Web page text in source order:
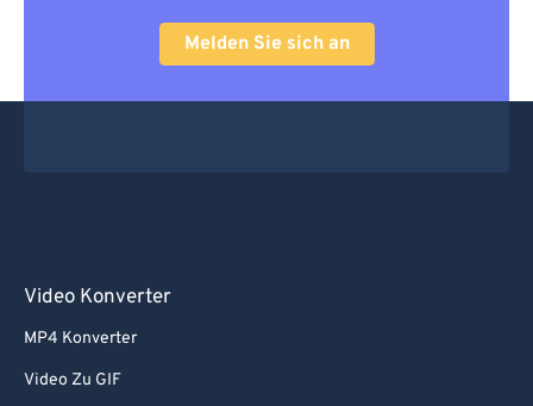
Melden Sie sich an
Video Konverter
MP4 Konverter
Video Zu GIF